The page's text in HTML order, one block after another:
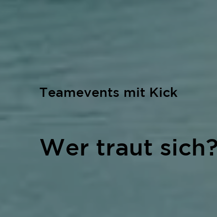
Teamevents mit Kick
Wer traut